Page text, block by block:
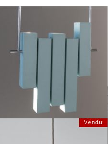
RARE PROTOTYPE : LUSTRE EN MÉTAL
LAQUÉ BLEU , LUMI, CA. 1970
€1,900
SOLDÉ €600
HAUTEUR :
105 CM
LARGEUR :
69 CM
REF :
Vendu